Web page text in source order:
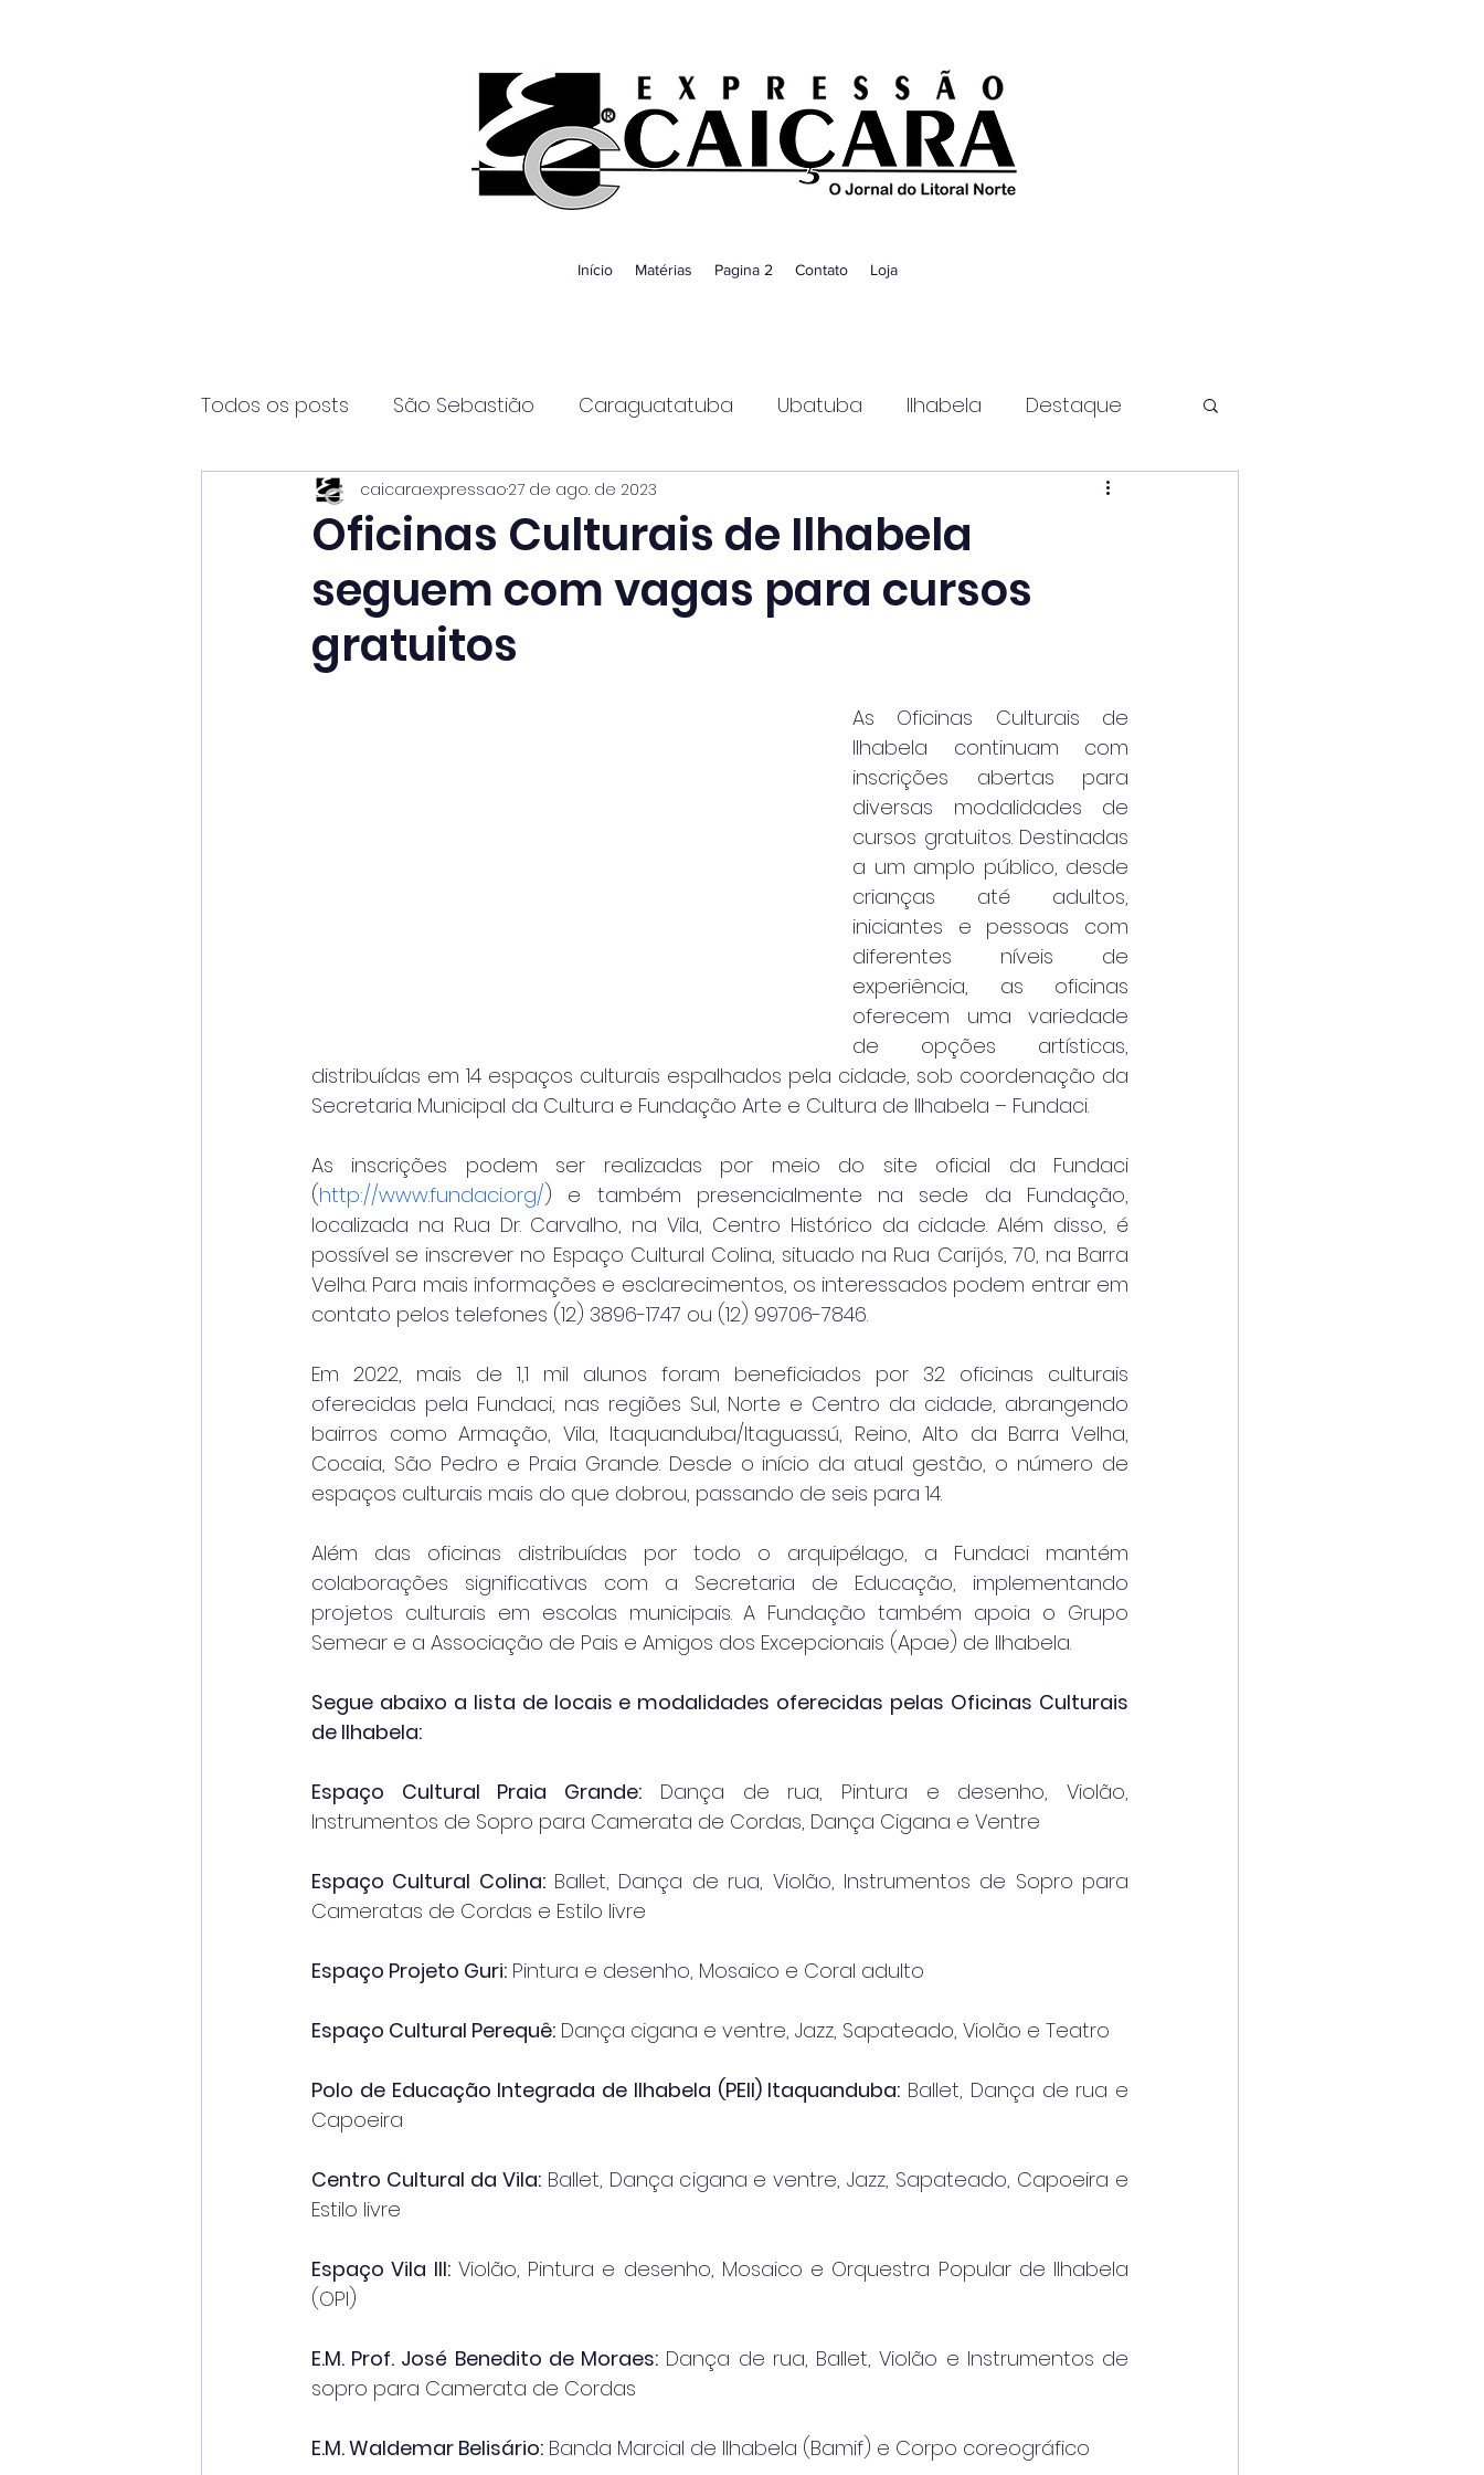
Início Matérias Pagina 2 Contato Loja
Todos os posts São Sebastião Caraguatatuba Ubatuba Ilhabela Destaque
Página2 Itanhaém Guaratinguetá
Oficinas Culturais de Ilhabela
seguem com vagas para cursos
gratuitos
caicaraexpressao27 de ago. de 2023
As Oficinas Culturais de
Ilhabela continuam com
inscrições abertas para
diversas modalidades de
cursos gratuitos. Destinadas
a um amplo público, desde
crianças até adultos,
iniciantes e pessoas com
diferentes níveis de
experiência, as oficinas
oferecem uma variedade
de opções artísticas,
distribuídas em 14 espaços culturais espalhados pela cidade, sob coordenação da
Secretaria Municipal da Cultura e Fundação Arte e Cultura de Ilhabela – Fundaci.
As inscrições podem ser realizadas por meio do site oficial da Fundaci
(http://www.fundaci.org/) e também presencialmente na sede da Fundação,
localizada na Rua Dr. Carvalho, na Vila, Centro Histórico da cidade. Além disso, é
possível se inscrever no Espaço Cultural Colina, situado na Rua Carijós, 70, na Barra
Velha. Para mais informações e esclarecimentos, os interessados podem entrar em
contato pelos telefones (12) 3896-1747 ou (12) 99706-7846.
Em 2022, mais de 1,1 mil alunos foram beneficiados por 32 oficinas culturais
oferecidas pela Fundaci, nas regiões Sul, Norte e Centro da cidade, abrangendo
bairros como Armação, Vila, Itaquanduba/Itaguassú, Reino, Alto da Barra Velha,
Cocaia, São Pedro e Praia Grande. Desde o início da atual gestão, o número de
espaços culturais mais do que dobrou, passando de seis para 14.
Além das oficinas distribuídas por todo o arquipélago, a Fundaci mantém
colaborações significativas com a Secretaria de Educação, implementando
projetos culturais em escolas municipais. A Fundação também apoia o Grupo
Semear e a Associação de Pais e Amigos dos Excepcionais (Apae) de Ilhabela.
Segue abaixo a lista de locais e modalidades oferecidas pelas Oficinas Culturais
de Ilhabela:
Espaço Cultural Praia Grande: Dança de rua, Pintura e desenho, Violão,
Instrumentos de Sopro para Camerata de Cordas, Dança Cigana e Ventre
Espaço Cultural Colina: Ballet, Dança de rua, Violão, Instrumentos de Sopro para
Cameratas de Cordas e Estilo livre
Espaço Projeto Guri: Pintura e desenho, Mosaico e Coral adulto
Espaço Cultural Perequê: Dança cigana e ventre, Jazz, Sapateado, Violão e Teatro
Polo de Educação Integrada de Ilhabela (PEII) Itaquanduba: Ballet, Dança de rua e
Capoeira
Centro Cultural da Vila: Ballet, Dança cigana e ventre, Jazz, Sapateado, Capoeira e
Estilo livre
Espaço Vila III: Violão, Pintura e desenho, Mosaico e Orquestra Popular de Ilhabela
(OPI)
E.M. Prof. José Benedito de Moraes: Dança de rua, Ballet, Violão e Instrumentos de
sopro para Camerata de Cordas
E.M. Waldemar Belisário: Banda Marcial de Ilhabela (Bamif) e Corpo coreográfico